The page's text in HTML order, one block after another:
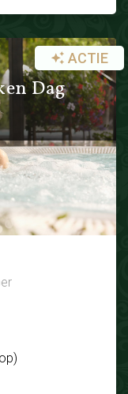
Dag
ACTIE